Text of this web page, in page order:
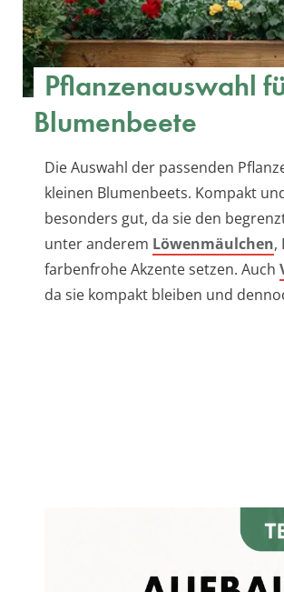
Pflanzenauswahl
Blumenbeete
Die Auswahl der passenden
kleinen Blumenbeets. Kompakt
besonders gut, da sie den
unter anderem Löwenmäulchen,
farbenfrohe Akzente setzen. Auch
da sie kompakt bleiben und